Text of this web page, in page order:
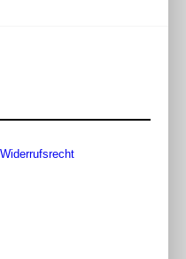
Widerrufsrecht